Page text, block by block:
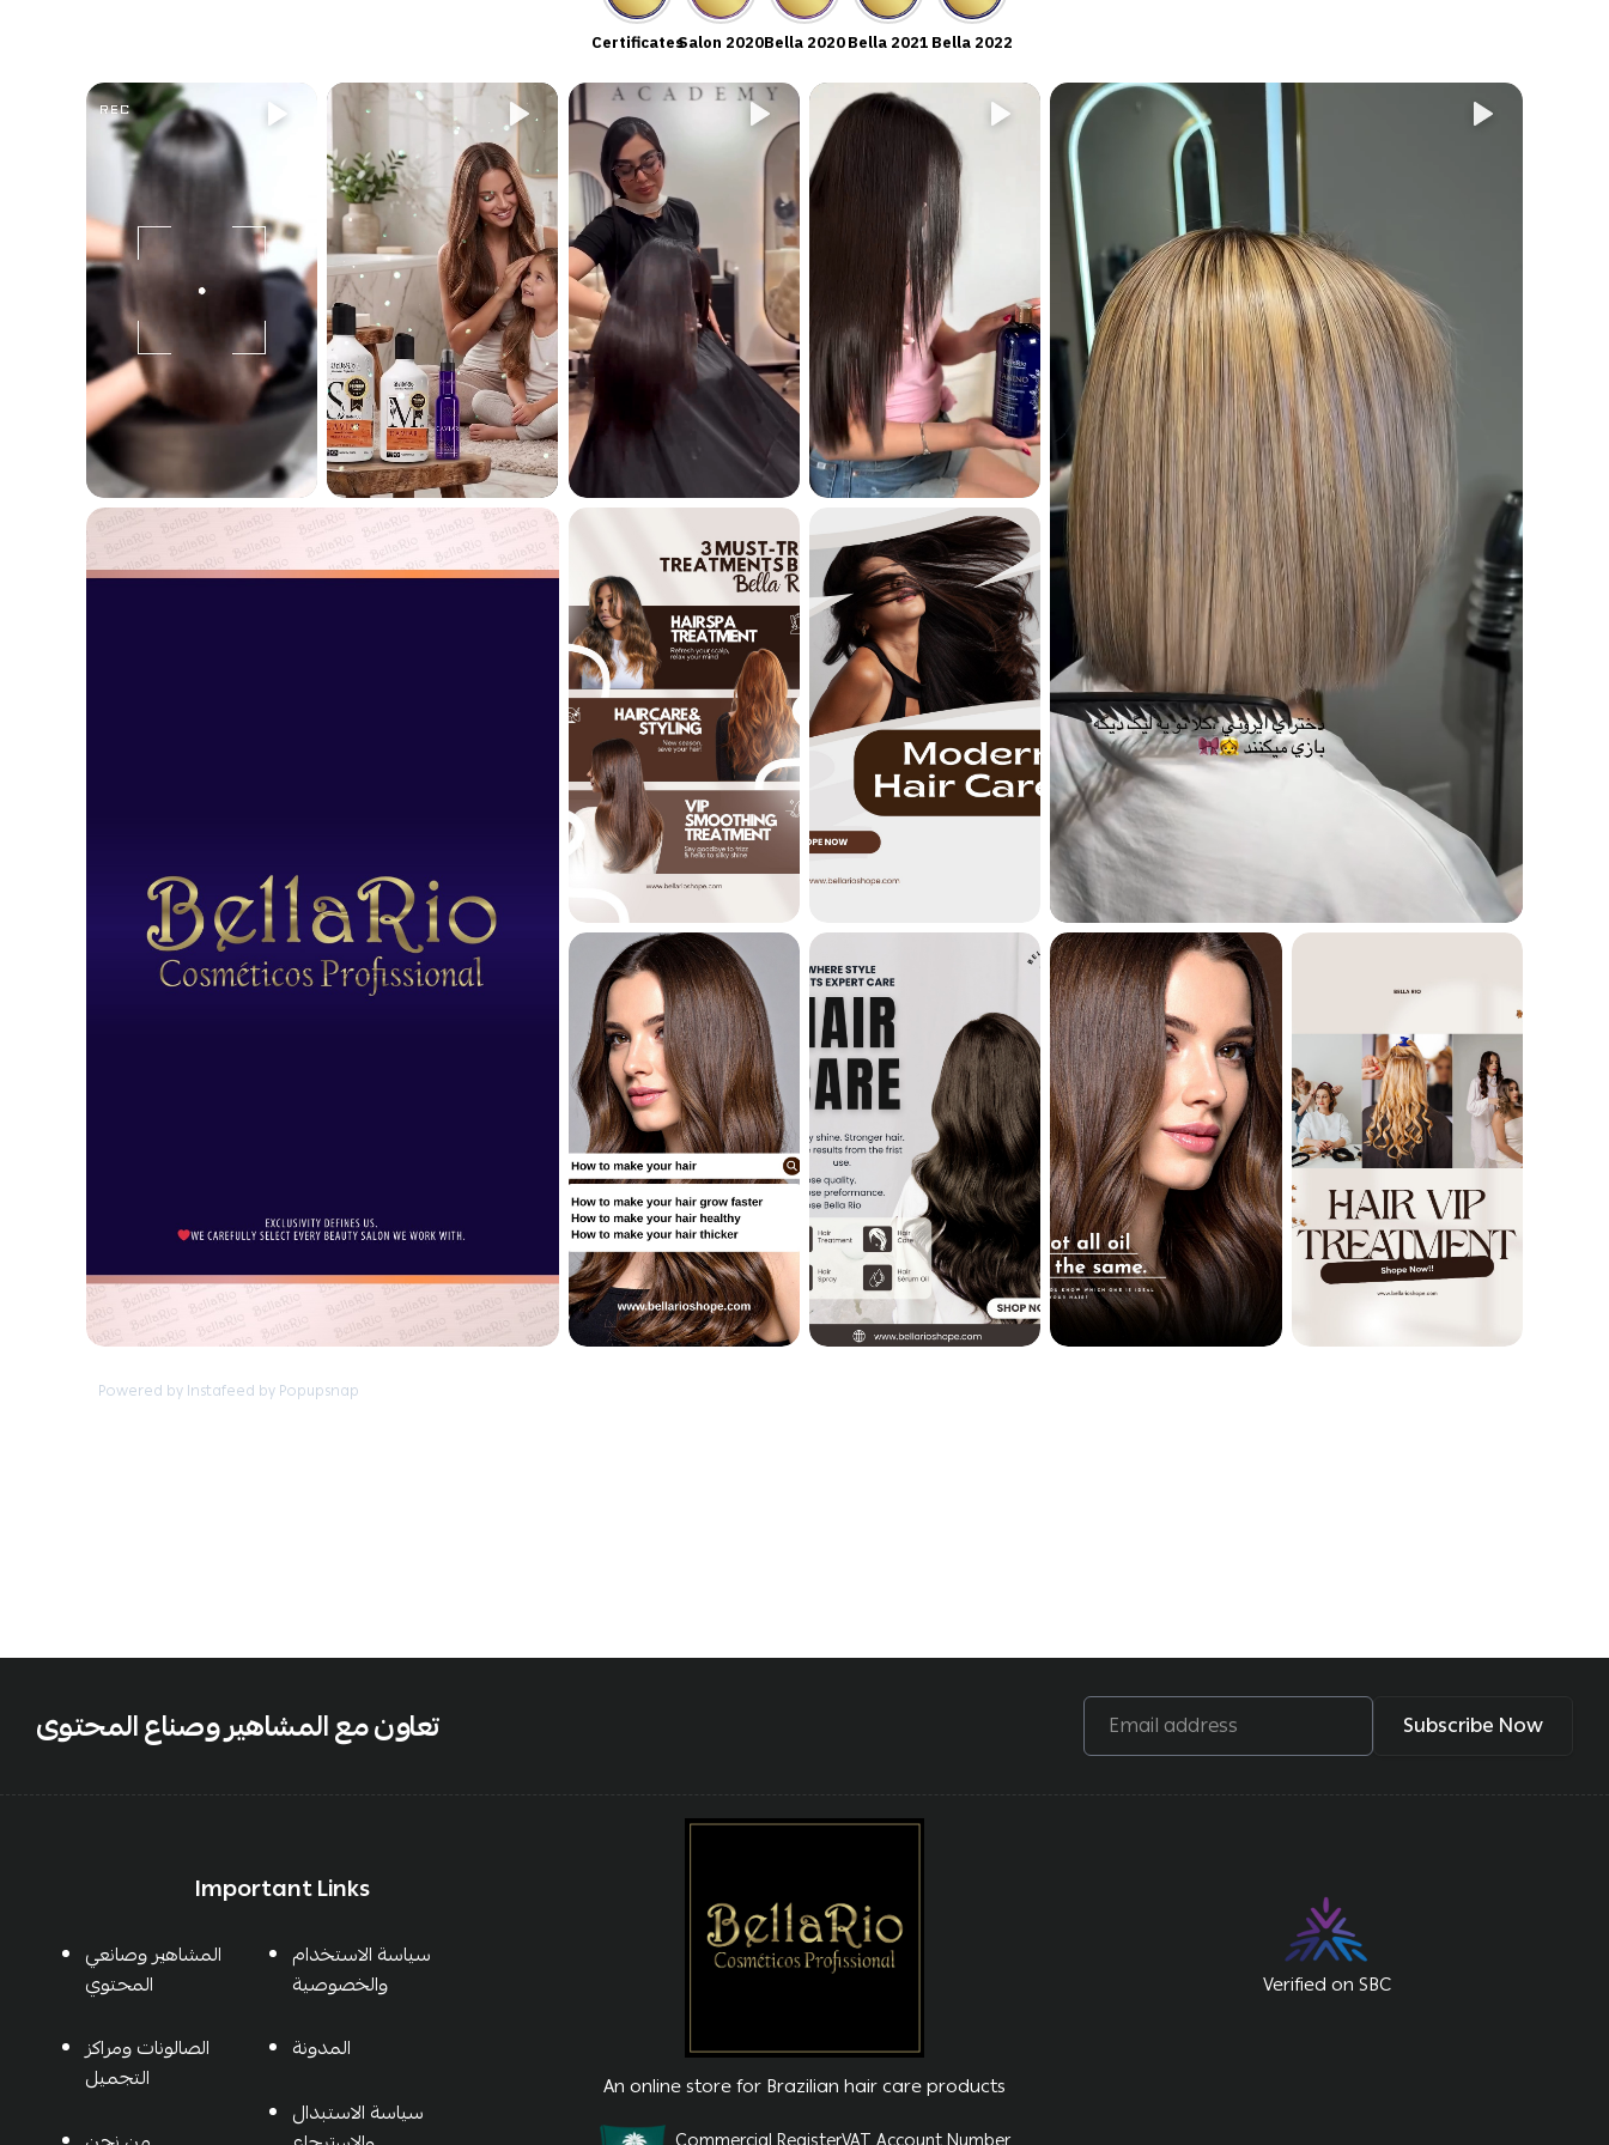
CertificatesSalon 2020Bella 2020Bella 2021 Bella 2022
Powered by Instafeed by Popupsnap
تعاون مع المشاهير وصناع المحتوى Email address Subscribe Now
Important Links
المشاهير وصانعي
المحتوي
الصالونات ومراكز
التجميل
سياسة الاستخدام
والخصوصية
المدونة
سياسة الاستبدال
An online store for Brazilian hair care products
Verified on SBC